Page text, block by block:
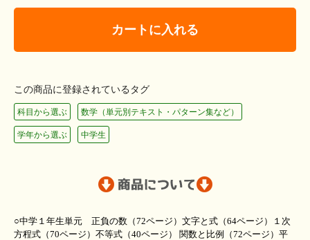
カートに入れる
この商品に登録されているタグ
科目から選ぶ 数学（単元別テキスト・パターン集など）
学年から選ぶ 中学生
○中学１年生単元 正負の数（72ページ）文字と式（64ページ）１次
方程式（70ページ）不等式（40ページ） 関数と比例（72ページ）平